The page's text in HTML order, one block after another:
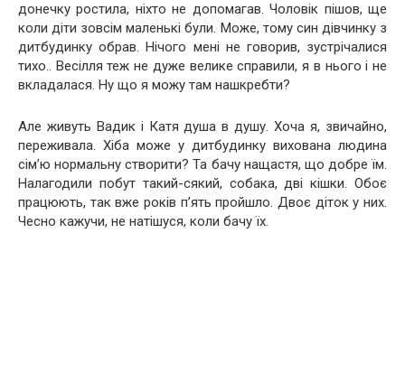
донечку ростила, ніхто не допомагав. Чоловік пішов, ще
коли діти зовсім маленькі були. Може, тому син дівчинку з
дитбудинку обрав. Нічого мені не говорив, зустрічалися
тихо.. Весілля теж не дуже велике справили, я в нього і не
вкладалася. Ну що я можу там нашкребти?
Але живуть Вадик і Катя душа в душу. Хоча я, звичайно,
переживала. Хіба може у дитбудинку вихована людина
сім’ю нормальну створити? Та бачу нащастя, що добре їм.
Налагодили побут такий-сякий, собака, дві кішки. Обоє
працюють, так вже років п’ять пройшло. Двоє діток у них.
Чесно кажучи, не натішуся, коли бачу їх.